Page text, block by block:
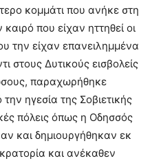
κομμάτι που ανήκε στη
που είχαν ηττηθεί οι
την είχαν επανειλημμένα
στους Δυτικούς εισβολείς
παραχωρήθηκε
ηγεσία της Σοβιετικής
πόλεις όπως η Οδησσός
και δημιουργήθηκαν εκ
και ανέκαθεν